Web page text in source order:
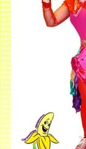
аниматоры Клоуны на детский день рождения
заказать аниматоров Клоуны
аниматоры Клоуны на выпускной
как провести день рождения ребенка
дисней аниматор
аниматор русалочка
#аниматор цена
#аниматоры киев цена
#детские аниматоры цены
#аниматоры на праздник цена
#аниматоры на детский праздник цена
#детские аниматоры киев цены
#аниматоры на детский праздник киев цена
#аниматор на день рождения цена
#аниматор на день рождения ребенка цена
#аниматор домой киев цена
#заказать аниматора
#сколько стоит аниматор
#аниматор недорого
#аниматор на дом
#детский праздник цены
#аниматоры стоимость
#аниматор цена, #аниматоры киев цена,
киев цена, #заказать аниматора
#сколько стоит аниматор, #аниматор
ребенка киев #аниматоры киев #аниматоры
аниматор для детей #детский центр
#аниматоры на детский день рождения киев
#клоуны на день рождения киев #праздник
#праздник #аниматоры на день рождения